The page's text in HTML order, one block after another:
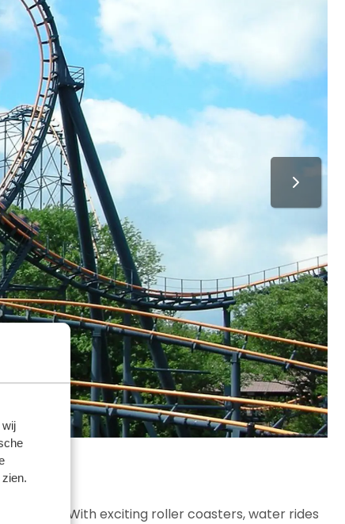
families. With exciting roller coasters, water rides